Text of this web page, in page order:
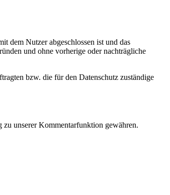
dem Nutzer abgeschlossen ist und das
und ohne vorherige oder nachträgliche
bzw. die für den Datenschutz zuständige
unserer Kommentarfunktion gewähren.